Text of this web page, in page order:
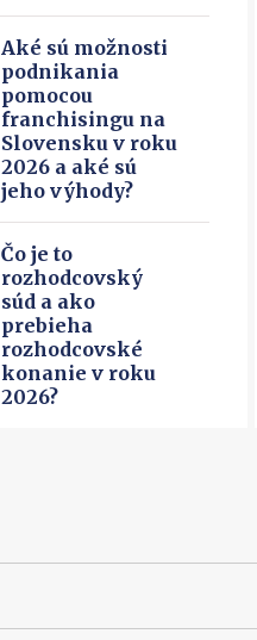
Aké sú možnosti
podnikania
pomocou
franchisingu na
Slovensku v roku
2026 a aké sú
jeho výhody?
Čo je to
rozhodcovský
súd a ako
prebieha
rozhodcovské
konanie v roku
2026?